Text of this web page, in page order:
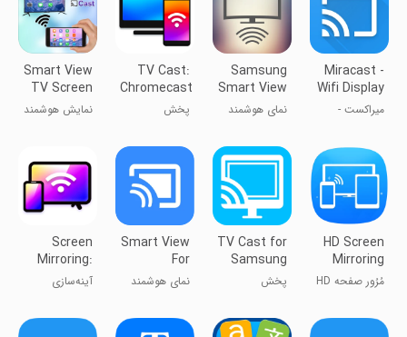
Miracast -
Wifi Display
میراکست -
روی تلویزیون
Samsung
Smart View
نمای هوشمند
TV Cast:
Chromecast
Smart View
پخش
نمای هوشمند
Smart View
TV Screen
Mirroring
نمایش هوشمند
HD Screen
Mirroring
To TV
مُرُور صفحه HD
TV Cast for
Samsung
TV
پخش
تلویزیون
سامسونگ
Smart View
For
Samsung
TV
نمای هوشمند
سامسونگ
Screen
Mirroring:
Cast to TV
آینه‌سازی
به تلویزیون